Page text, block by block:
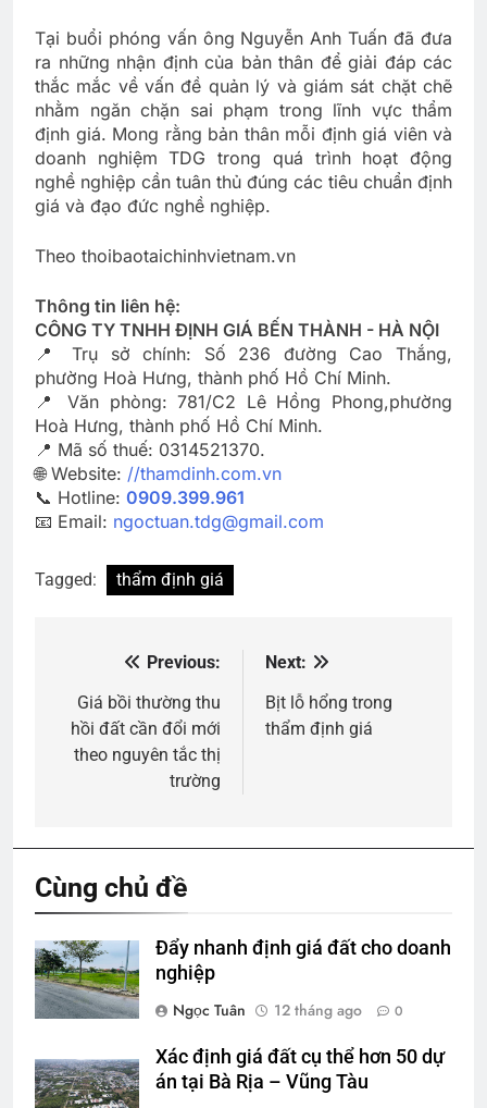
Tại buổi phóng vấn ông Nguyễn Anh Tuấn đã đưa
ra những nhận định của bản thân để giải đáp các
thắc mắc về vấn đề quản lý và giám sát chặt chẽ
nhằm ngăn chặn sai phạm trong lĩnh vực thẩm
định giá. Mong rằng bản thân mỗi định giá viên và
doanh nghiệm TDG trong quá trình hoạt động
nghề nghiệp cần tuân thủ đúng các tiêu chuẩn định
giá và đạo đức nghề nghiệp.
Theo thoibaotaichinhvietnam.vn
Thông tin liên hệ:
CÔNG TY TNHH ĐỊNH GIÁ BẾN THÀNH - HÀ NỘI
📍 Trụ sở chính: Số 236 đường Cao Thắng,
phường Hoà Hưng, thành phố Hồ Chí Minh.
📍 Văn phòng: 781/C2 Lê Hồng Phong,phường
Hoà Hưng, thành phố Hồ Chí Minh.
📍 Mã số thuế: 0314521370.
🌐 Website: //thamdinh.com.vn
📞 Hotline: 0909.399.961
📧 Email: ngoctuan.tdg@gmail.com
Tagged: thẩm định giá
hướng
bài
Previous:
Giá bồi thường thu
hồi đất cần đổi mới
theo nguyên tắc thị
trường
Next:
Bịt lỗ hổng trong
thẩm định giá
Cùng chủ đề
Đẩy nhanh định giá đất cho doanh
nghiệp
Ngọc Tuân
12 tháng ago 0
Xác định giá đất cụ thể hơn 50 dự
án tại Bà Rịa – Vũng Tàu